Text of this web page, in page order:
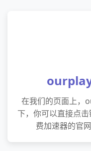
在我们的页面上，
下，你可以直接点
费加速器的官